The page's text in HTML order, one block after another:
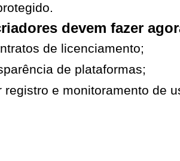
devem fazer
de licenciamento;
de plataformas;
registro e monitoramento de